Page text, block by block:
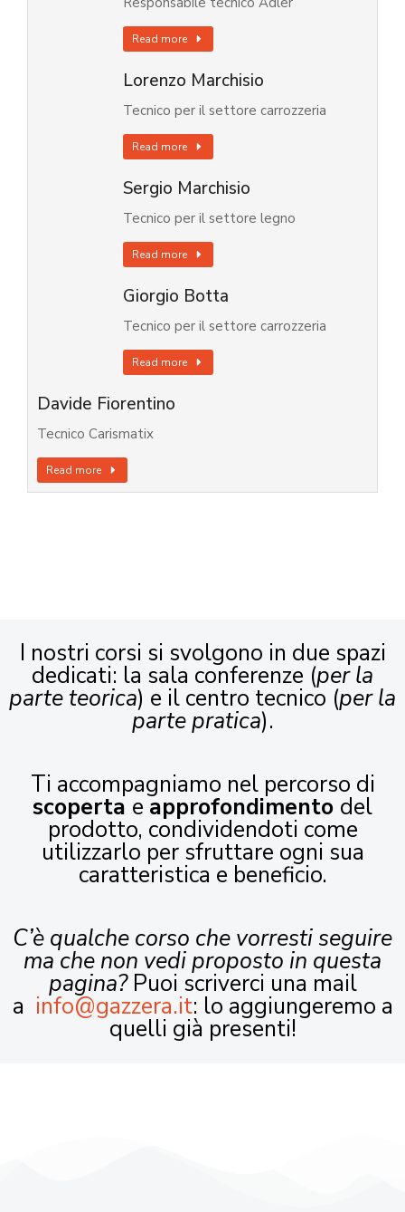
Read more
Lorenzo Marchisio
Tecnico per il settore carrozzeria
Read more
Sergio Marchisio
Tecnico per il settore legno
Read more
Giorgio Botta
Tecnico per il settore carrozzeria
Read more
Davide Fiorentino
Tecnico Carismatix
Read more
I nostri corsi si svolgono in due spazi
dedicati: la sala conferenze (per la
parte teorica) e il centro tecnico (per la
parte pratica).
Ti accompagniamo nel percorso di
scoperta e approfondimento del
prodotto, condividendoti come
utilizzarlo per sfruttare ogni sua
caratteristica e beneficio.
C’è qualche corso che vorresti seguire
ma che non vedi proposto in questa
pagina?Puoi scriverci una mail
a info@gazzera.it: lo aggiungeremo a
quelli già presenti!